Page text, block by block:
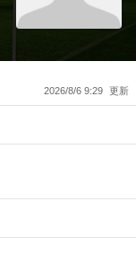
2026/8/6 9:29